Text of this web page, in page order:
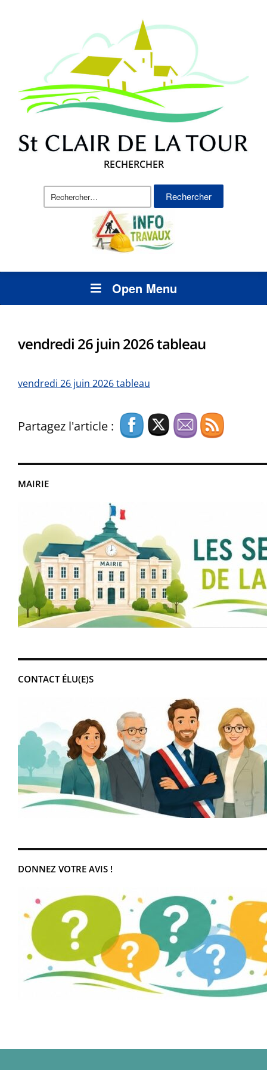
RECHERCHER
Rechercher :
Open Menu
MAIRIE
CONTACT ÉLU(E)S
DONNEZ VOTRE AVIS !
vendredi 26 juin 2026 tableau
vendredi 26 juin 2026 tableau
Partagez l'article :